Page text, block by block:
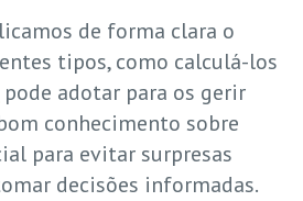
de forma clara o
tipos, como calculá-los
pode adotar para os gerir
conhecimento sobre
para evitar surpresas
decisões informadas.